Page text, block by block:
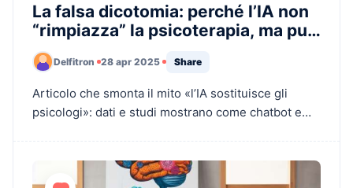
La falsa dicotomia: perché l’IA non
“rimpiazza” la psicoterapia, ma può
renderla più accessibile
Delfitron 28 apr 2025 Share
Articolo che smonta il mito «l’IA sostituisce gli
psicologi»: dati e studi mostrano come chatbot e